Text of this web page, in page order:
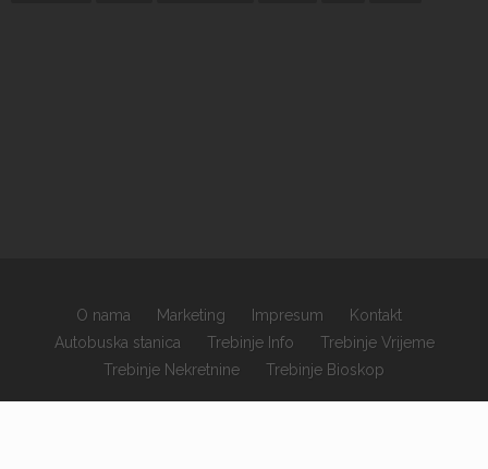
×
O nama Marketing Impresum
Kontakt
Autobuska stanica
Trebinje Info
Trebinje Vrijeme
Trebinje Nekretnine
Trebinje Bioskop